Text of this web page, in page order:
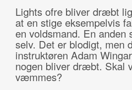
Lights ofre bliver dræbt
at en stige eksempelvis
en voldsmand. En anden
selv. Det er blodigt, men
instruktøren Adam
nogen bliver dræbt. Skal
væmmes?